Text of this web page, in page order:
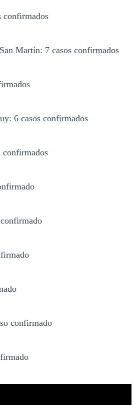
confirmados
Martín: 7 casos confirmados
6 casos confirmados
confirmados
confirmado